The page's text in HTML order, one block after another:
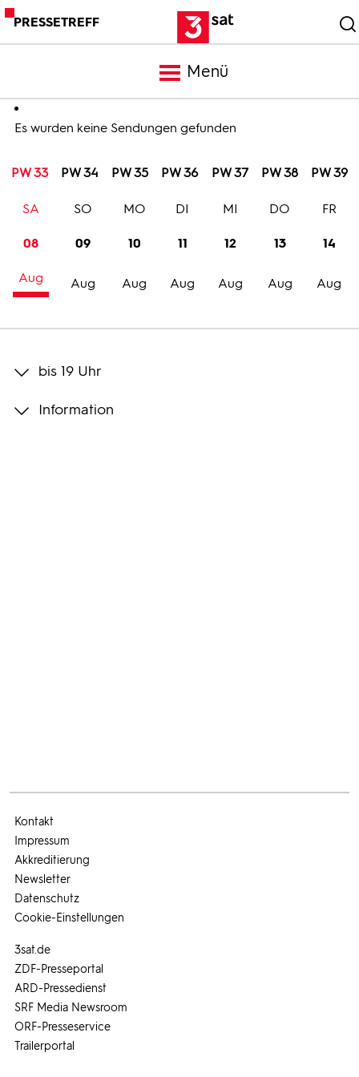
PRESSETREFF
Menü
Meldungen
Programm
Trailer
Bilder
Es wurden keine Sendungen gefunden
PW 33 PW 34 PW 35 PW 36 PW 37 PW 38 PW 39
08
Aug
SA
09
Aug
SO
10
Aug
MO
11
Aug
DI
12
Aug
MI
13
Aug
DO
14
Aug
FR
bis 19 Uhr
Information
3sat.de
ZDF-Presseportal
ARD-Pressedienst
SRF Media Newsroom
ORF-Presseservice
Trailerportal
Kontakt
Impressum
Akkreditierung
Newsletter
Datenschutz
Cookie-Einstellungen